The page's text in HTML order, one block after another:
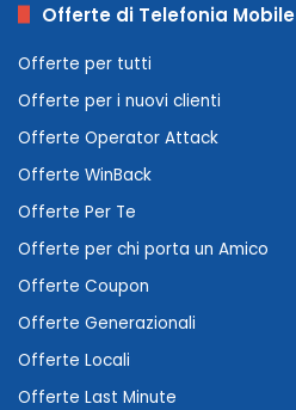
Offerte di Telefonia Mobile
Offerte per tutti
Offerte per i nuovi clienti
Offerte Operator Attack
Offerte WinBack
Offerte Per Te
Offerte per chi porta un Amico
Offerte Coupon
Offerte Generazionali
Offerte Locali
Offerte Last Minute